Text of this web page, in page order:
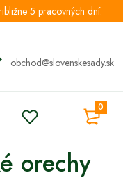
5 pracovných dní.
obchod@slovenskesady.sk
0
orechy